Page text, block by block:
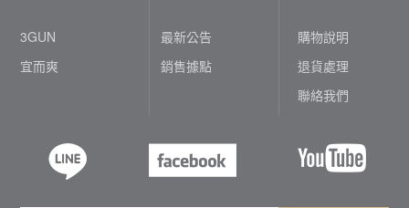
3GUN
宜而爽
最新公告
銷售據點
購物說明
退貨處理
聯絡我們